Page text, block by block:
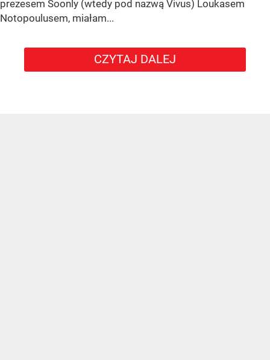
prezesem Soonly (wtedy pod nazwą Vivus) Loukasem
Notopoulusem, miałam...
CZYTAJ DALEJ